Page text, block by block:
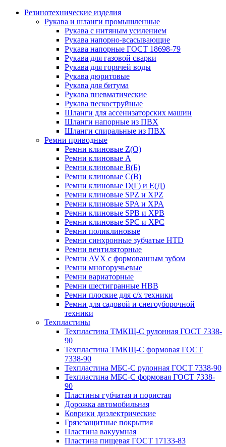
Резинотехнические изделия
Рукава и шланги промышленные
Рукава с нитяным усилением
Рукава напорно-всасывающие
Рукава напорные ГОСТ 18698-79
Рукава для газовой сварки
Рукава для горячей воды
Рукава дюритовые
Рукава для битума
Рукава пневматические
Рукава пескоструйные
Шланги для ассенизаторских машин
Шланги напорные из ПВХ
Шланги спиральные из ПВХ
Ремни приводные
Ремни клиновые Z(О)
Ремни клиновые А
Ремни клиновые В(Б)
Ремни клиновые С(В)
Ремни клиновые D(Г) и Е(Д)
Ремни клиновые SPZ и XPZ
Ремни клиновые SPA и XPA
Ремни клиновые SPB и XPB
Ремни клиновые SPC и XPC
Ремни поликлиновые
Ремни синхронные зубчатые HTD
Ремни вентиляторные
Ремни AVX с формованным зубом
Ремни многоручьевые
Ремни вариаторные
Ремни шестигранные HBB
Ремни плоские для с/х техники
Ремни для садовой и снегоуборочной
техники
Техпластины
Техпластина ТМКЩ-С рулонная ГОСТ 7338-
90
Техпластина ТМКЩ-С формовая ГОСТ
7338-90
Техпластина МБС-С рулонная ГОСТ 7338-90
Техпластина МБС-С формовая ГОСТ 7338-
90
Пластины губчатая и пористая
Дорожка автомобильная
Коврики диэлектрические
Грязезащитные покрытия
Пластина вакуумная
Пластина пищевая ГОСТ 17133-83